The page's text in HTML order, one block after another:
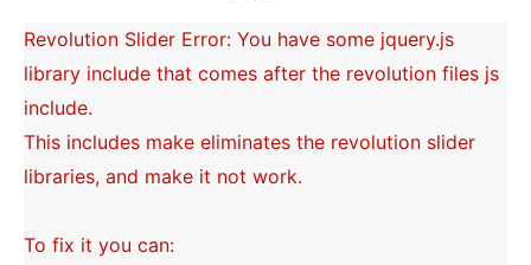
Revolution Slider Error: You have some jquery.js
library include that comes after the revolution files js
include.
This includes make eliminates the revolution slider
libraries, and make it not work.
To fix it you can: